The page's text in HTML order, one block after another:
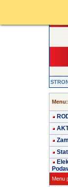
Menu:
Menu